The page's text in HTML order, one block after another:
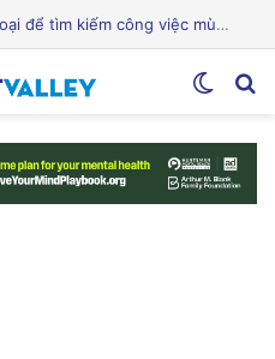
Chuyên Gia Dinh Dưỡng: Hỗ Trợ Bạn Ăn Uống Lành Mạnh, Thay Đổi Lối Sống và Quản Lý Bệnh Tật